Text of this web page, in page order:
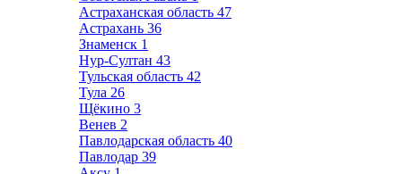
Астраханская область 47
Астрахань 36
Знаменск 1
Нур-Султан 43
Тульская область 42
Тула 26
Щёкино 3
Венев 2
Павлодарская область 40
Павлодар 39